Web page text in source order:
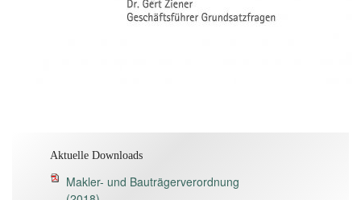
Aktuelle Downloads
Makler- und Bauträgerverordnung